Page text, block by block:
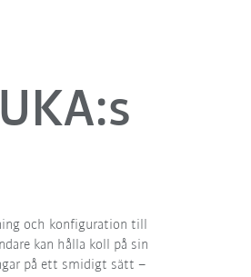
och konfiguration till
kan hålla koll på sin
på ett smidigt sätt –